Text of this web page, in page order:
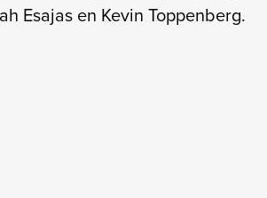
Esajas en Kevin Toppenberg.